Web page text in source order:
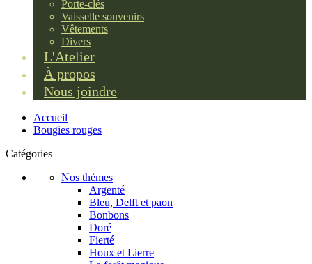
Porte-clés
Vaisselle souvenirs
Vêtements
Divers
L'Atelier
À propos
Nous joindre
Accueil
Bougies rouges
Catégories
Nos thèmes
Argenté
Bleu, Delft et paon
Bonbons
Doré
Fierté
Houx et Lierre